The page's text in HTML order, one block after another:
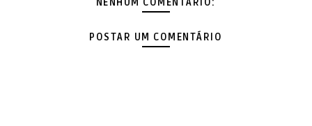
POSTAR UM COMENTÁRIO